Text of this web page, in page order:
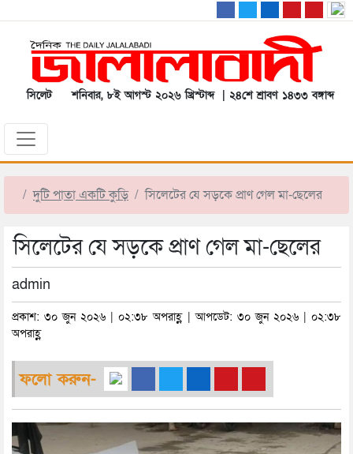
সিলেট শনিবার, ৮ই আগস্ট ২০২৬ খ্রিস্টাব্দ | ২৪শে শ্রাবণ ১৪৩৩ বঙ্গাব্দ
দুটি পাতা একটি কুড়ি সিলেটের যে সড়কে প্রাণ গেল মা-ছেলের
সিলেটের যে সড়কে প্রাণ গেল মা-ছেলের
admin
প্রকাশ: ৩০ জুন ২০২৬ | ০২:৩৮ অপরাহ্ণ | আপডেট: ৩০ জুন ২০২৬ | ০২:৩৮
অপরাহ্ণ
ফলো করুন-